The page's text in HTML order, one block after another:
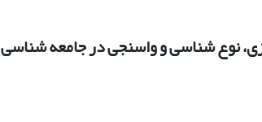
نوع شناسی و واسنجی در جامعه شناسی